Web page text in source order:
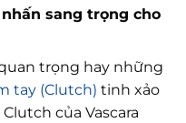
sang trọng cho
trọng hay những
tay (Clutch) tinh xảo
của Vascara